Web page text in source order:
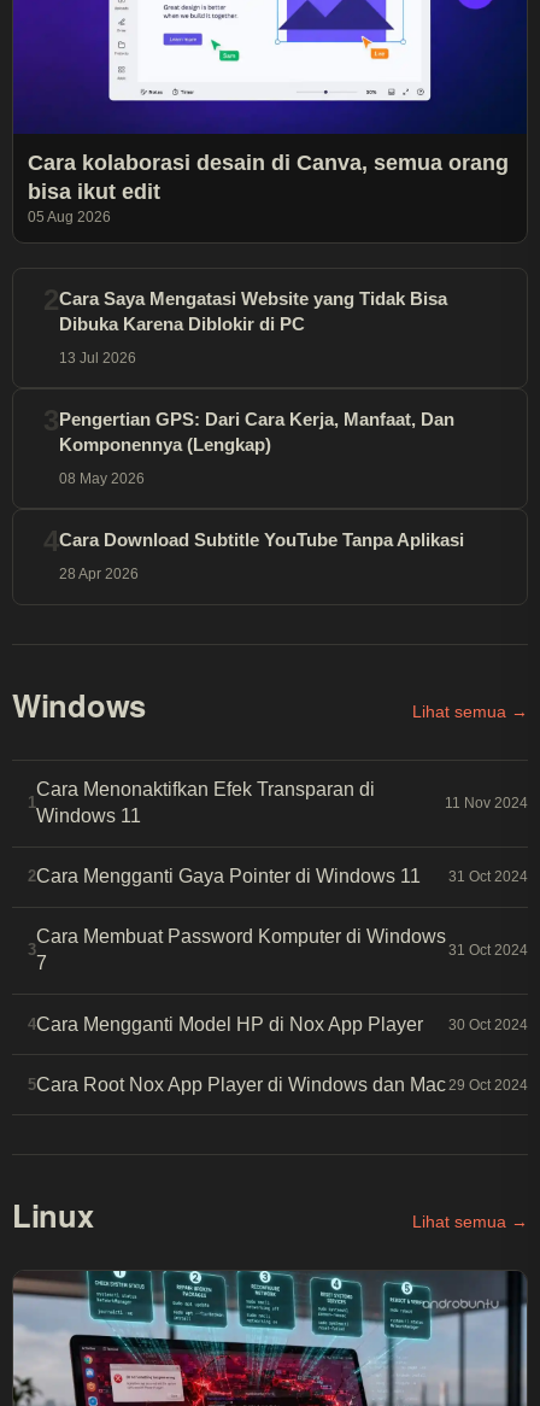
Cara kolaborasi desain di Canva, semua orang
bisa ikut edit
05 Aug 2026
2Cara Saya Mengatasi Website yang Tidak Bisa
Dibuka Karena Diblokir di PC
13 Jul 2026
3Pengertian GPS: Dari Cara Kerja, Manfaat, Dan
Komponennya (Lengkap)
08 May 2026
4Cara Download Subtitle YouTube Tanpa Aplikasi
28 Apr 2026
Windows Lihat semua →
1
Cara Menonaktifkan Efek Transparan di
Windows 11
11 Nov 2024
2Cara Mengganti Gaya Pointer di Windows 11 31 Oct 2024
3
Cara Membuat Password Komputer di Windows
7
31 Oct 2024
4Cara Mengganti Model HP di Nox App Player 30 Oct 2024
5Cara Root Nox App Player di Windows dan Mac 29 Oct 2024
Linux Lihat semua →